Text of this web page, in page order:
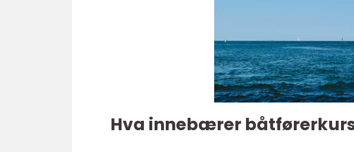
Hva innebærer